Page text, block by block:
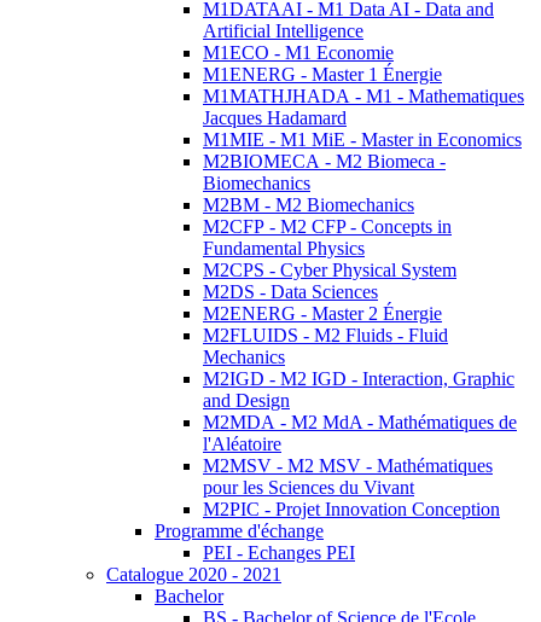
M1DATAAI - M1 Data AI - Data and
Artificial Intelligence
M1ECO - M1 Economie
M1ENERG - Master 1 Énergie
M1MATHJHADA - M1 - Mathematiques
Jacques Hadamard
M1MIE - M1 MiE - Master in Economics
M2BIOMECA - M2 Biomeca -
Biomechanics
M2BM - M2 Biomechanics
M2CFP - M2 CFP - Concepts in
Fundamental Physics
M2CPS - Cyber Physical System
M2DS - Data Sciences
M2ENERG - Master 2 Énergie
M2FLUIDS - M2 Fluids - Fluid
Mechanics
M2IGD - M2 IGD - Interaction, Graphic
and Design
M2MDA - M2 MdA - Mathématiques de
l'Aléatoire
M2MSV - M2 MSV - Mathématiques
pour les Sciences du Vivant
M2PIC - Projet Innovation Conception
Programme d'échange
PEI - Echanges PEI
Catalogue 2020 - 2021
Bachelor
BS - Bachelor of Science de l'Ecole